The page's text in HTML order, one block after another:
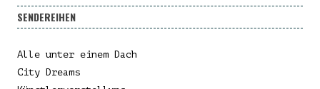
SENDEREIHEN
Alle unter einem Dach
City Dreams